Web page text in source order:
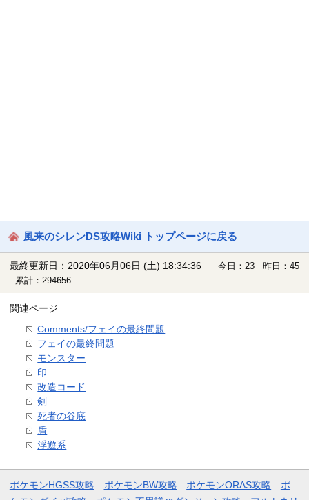
風来のシレンDS攻略Wiki トップページに戻る
最終更新日：2020年06月06日 (土) 18:34:36
今日：23 昨日：45
累計：294656
関連ページ
Comments/フェイの最終問題
フェイの最終問題
モンスター
印
改造コード
剣
死者の谷底
盾
浮遊系
ポケモンHGSS攻略 ポケモンBW攻略 ポケモンORAS攻略
ポ